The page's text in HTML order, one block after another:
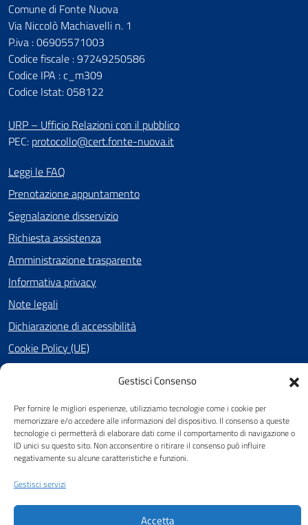
Gestisci Consenso
Per fornire le migliori esperienze, utilizziamo tecnologie come i cookie per
memorizzare e/o accedere alle informazioni del dispositivo. Il consenso a queste
tecnologie ci permetterà di elaborare dati come il comportamento di navigazione o
ID unici su questo sito. Non acconsentire o ritirare il consenso può influire
negativamente su alcune caratteristiche e funzioni.
Gestisci servizi
Accetta
Comune di Fonte Nuova
Via Niccolò Machiavelli n. 1
P.iva : 06905571003
Codice fiscale : 97249250586
Codice IPA : c_m309
Codice Istat: 058122
URP – Ufficio Relazioni con il pubblico
PEC: protocollo@cert.fonte-nuova.it
Leggi le FAQ
Prenotazione appuntamento
Segnalazione disservizio
Richiesta assistenza
Amministrazione trasparente
Informativa privacy
Note legali
Dichiarazione di accessibilità
Cookie Policy (UE)
Facebook
Attuazione Misure PNRR